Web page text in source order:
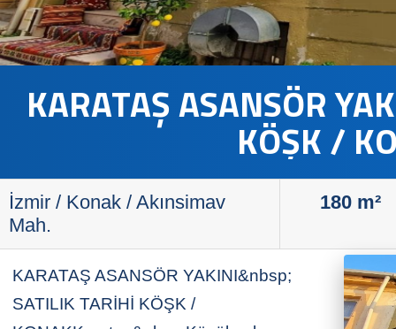
KARATAŞ ASANSÖR YAKINI SATILIK
KÖŞK /
İzmir / Konak / Akınsimav
Mah.
180m²
KARATAŞ ASANSÖR YAKINI&nbsp;
SATILIK TARİHİ KÖŞK /